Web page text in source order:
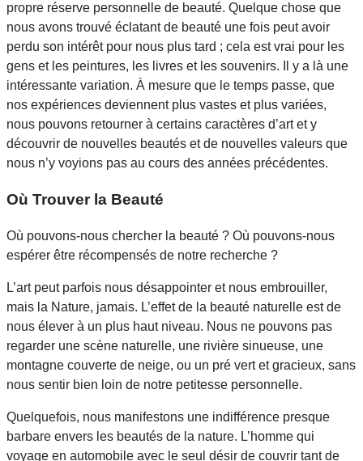
propre réserve personnelle de beauté. Quelque chose que
nous avons trouvé éclatant de beauté une fois peut avoir
perdu son intérêt pour nous plus tard ; cela est vrai pour les
gens et les peintures, les livres et les souvenirs. Il y a là une
intéressante variation. À mesure que le temps passe, que
nos expériences deviennent plus vastes et plus variées,
nous pouvons retourner à certains caractères d’art et y
découvrir de nouvelles beautés et de nouvelles valeurs que
nous n’y voyions pas au cours des années précédentes.
Où Trouver la Beauté
Où pouvons-nous chercher la beauté ? Où pouvons-nous
espérer être récompensés de notre recherche ?
L’art peut parfois nous désappointer et nous embrouiller,
mais la Nature, jamais. L’effet de la beauté naturelle est de
nous élever à un plus haut niveau. Nous ne pouvons pas
regarder une scène naturelle, une rivière sinueuse, une
montagne couverte de neige, ou un pré vert et gracieux, sans
nous sentir bien loin de notre petitesse personnelle.
Quelquefois, nous manifestons une indifférence presque
barbare envers les beautés de la nature. L’homme qui
voyage en automobile avec le seul désir de couvrir tant de